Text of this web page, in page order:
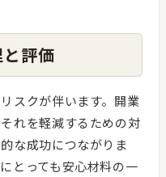
評価
スクが伴います。開業
れを軽減するための対
な成功につながりま
とっても安心材料の一